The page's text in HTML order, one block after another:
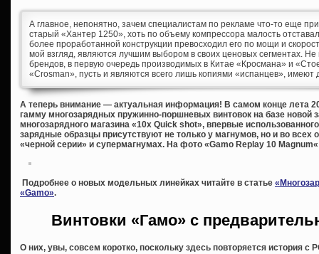
А главное, непонятно, зачем специалистам по рекламе что-то еще
старый «Хантер 1250», хоть по объему компрессора малость
более проработанной конструкции превосходил его по мощи и
мой взгляд, являются лучшим выбором в своих ценовых сегментах.
брендов, в первую очередь производимых в Китае «Кросмана» и
«Crosman», пусть и являются всего лишь копиями «испанцев», имеют
А теперь внимание — актуальная информация! В самом конце лета
гамму многозарядных пружинно-поршневых винтовок на базе новой
многозарядного магазина «10x Quick shot», впервые
зарядные образцы присутствуют не только у магнумов, но и во
«черной серии» и супермагнумах. На фото «Gamo Replay 10
Подробнее о новых модельных линейках читайте в статье
«Gamo».
Винтовки «Гамо» с
О них, увы, совсем коротко, поскольку здесь повторяется история с